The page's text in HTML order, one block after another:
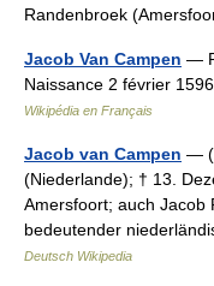
Randenbroek
Jacob Van Campen —
Naissance 2 février
Wikipédia en Français
Jacob van Campen —
(Niederlande); † 13.
Amersfoort; auch Jacob
bedeutender
Deutsch Wikipedia